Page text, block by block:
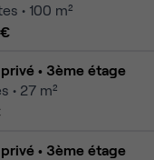
• 100 m²
• 3ème étage
• 27 m²
• 3ème étage